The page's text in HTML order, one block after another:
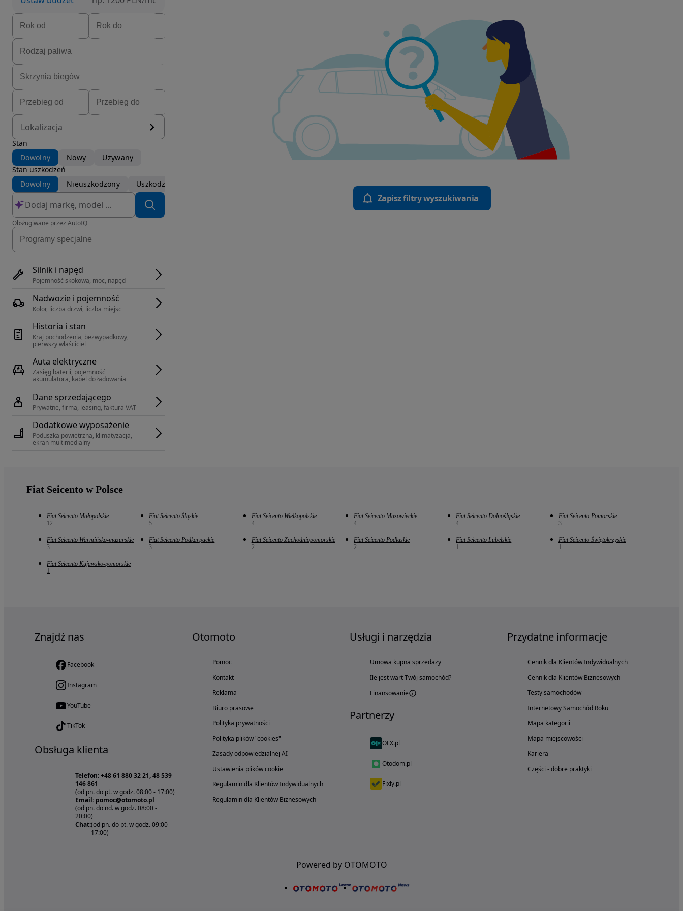
Lokalizacja
Stan
Dowolny
Nowy
Używany
Stan uszkodzeń
Dowolny
Nieuszkodzony Uszkodzony
Obsługiwane przez AutoIQ
Silnik i napęd
Pojemność skokowa, moc, napęd
Nadwozie i pojemność
Kolor, liczba drzwi, liczba miejsc
Historia i stan
Kraj pochodzenia, bezwypadkowy,
pierwszy właściciel
Auta elektryczne
Zasięg baterii, pojemność
akumulatora, kabel do ładowania
Dane sprzedającego
Prywatne, firma, leasing, faktura VAT
Dodatkowe wyposażenie
Poduszka powietrzna, klimatyzacja,
ekran multimedialny
Zapisz filtry wyszukiwania
Fiat Seicento w Polsce
Fiat Seicento Małopolskie
12
Fiat Seicento Śląskie
5
Fiat Seicento Wielkopolskie
4
Fiat Seicento Mazowieckie
4
Fiat Seicento Dolnośląskie
4
Fiat Seicento Pomorskie
3
Fiat Seicento Warmińsko-mazurskie
3
Fiat Seicento Podkarpackie
3
Fiat Seicento Zachodniopomorskie
2
Fiat Seicento Podlaskie
2
Fiat Seicento Lubelskie
1
Fiat Seicento Świętokrzyskie
1
Fiat Seicento Kujawsko-pomorskie
1
Znajdź nas
Facebook
Instagram
YouTube
TikTok
Obsługa klienta
Telefon: +48 61 880 32 21, 48 539
146 861
(od pn. do pt. w godz. 08:00 - 17:00)
Email: pomoc@otomoto.pl
(od pn. do nd. w godz. 08:00 -
20:00)
Chat:(od pn. do pt. w godz. 09:00 -
17:00)
Otomoto
Pomoc
Kontakt
Reklama
Biuro prasowe
Polityka prywatności
Polityka plików "cookies"
Zasady odpowiedzialnej AI
Ustawienia plików cookie
Regulamin dla Klientów Indywidualnych
Regulamin dla Klientów Biznesowych
Usługi i narzędzia
Umowa kupna sprzedaży
Ile jest wart Twój samochód?
Finansowanie
Partnerzy
OLX.pl
Otodom.pl
Fixly.pl
Przydatne informacje
Cennik dla Klientów Indywidualnych
Cennik dla Klientów Biznesowych
Testy samochodów
Internetowy Samochód Roku
Mapa kategorii
Mapa miejscowości
Kariera
Części - dobre praktyki
Powered by OTOMOTO